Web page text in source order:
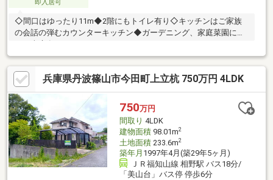
即入居可
◇間口はゆったり11m◆2階にもトイレ有り◇キッチンはご家族
の会話の弾むカウンターキッチン◆ガーデニング、家庭菜園に適
した南庭有り
兵庫県丹波篠山市今田町上立杭 750万円 4LDK
750万円
間取り 4LDK
建物面積98.01m2
土地面積233.6m2
築年月 1997年4月(築29年5ヶ月)
ＪＲ福知山線 相野駅 バス18分/
「美山台」バス停 停歩6分